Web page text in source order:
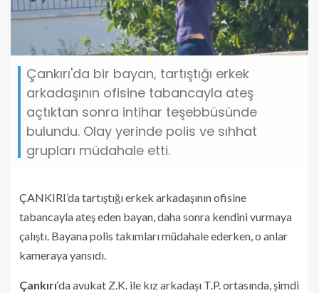
Çankırı'da bir bayan, tartıştığı erkek
arkadaşının ofisine tabancayla ateş
açtıktan sonra intihar teşebbüsünde
bulundu. Olay yerinde polis ve sıhhat
grupları müdahale etti.
ÇANKIRI’da tartıştığı erkek arkadaşının ofisine
tabancayla ateş eden bayan, daha sonra kendini vurmaya
çalıştı. Bayana polis takımları müdahale ederken, o anlar
kameraya yansıdı.
Çankırı‘da avukat Z.K. ile kız arkadaşı T.P. ortasında, şimdi